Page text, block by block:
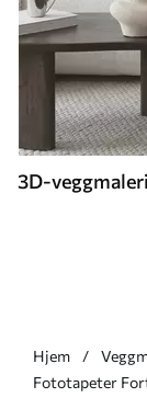
3D-
Hjem
Fototapeter